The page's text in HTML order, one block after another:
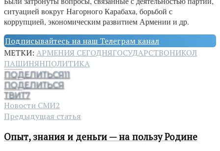
ситуацией вокруг Нагорного Карабаха, борьбой с
коррупцией, экономическим развитием Армении и др.
Подписывайтесь на наш Телеграм канал
МЕТКИ: АРМЕНИЯ СЕГОДНЯГОСУДАРСТВОНИКОЛ
ПАШИНЯНПОЛИТИКА
ПОДЕЛИТЬСЯ11
ПОДЕЛИТЬСЯ
ТВИТ7
Новости СМИ2
Предыдущая статья
Опыт, знания и деньги — на пользу Родине